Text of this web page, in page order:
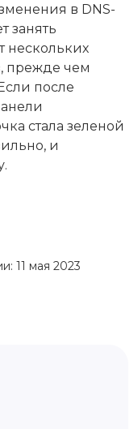
в DNS-
занять
нескольких
прежде чем
после
стала зеленой
и
11 мая 2023